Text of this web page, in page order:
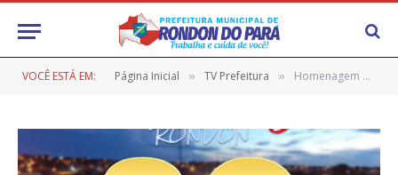
VOCÊ ESTÁ EM: Página Inicial » TV Prefeitura » Homenagem a algumas Vítimas do Covid-19!